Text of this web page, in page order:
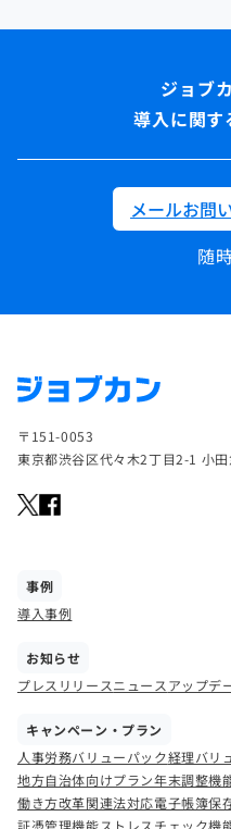
導入に関す
メールお問
随
〒151-0053
東京都渋谷区代々木2丁目2-1 小
事例
導入事例
お知らせ
プレスリリースニュース アップデ
キャンペーン・プラン
人事労務バリューパック経理バリ
地方自治体向けプラン年末調整機
働き方改革関連法対応電子帳簿保
証憑管理機能ストレスチェック機